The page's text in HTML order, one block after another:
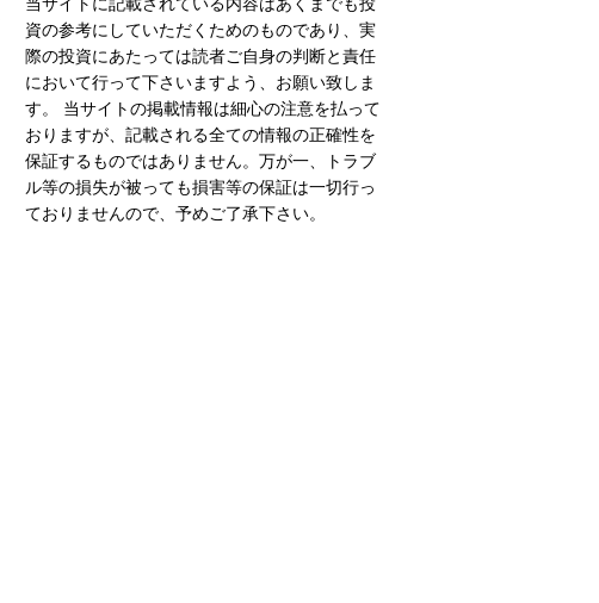
資の参考にしていただくためのものであり、実
際の投資にあたっては読者ご自身の判断と責任
において行って下さいますよう、お願い致しま
す。 当サイトの掲載情報は細心の注意を払って
おりますが、記載される全ての情報の正確性を
保証するものではありません。万が一、トラブ
ル等の損失が被っても損害等の保証は一切行っ
ておりませんので、予めご了承下さい。